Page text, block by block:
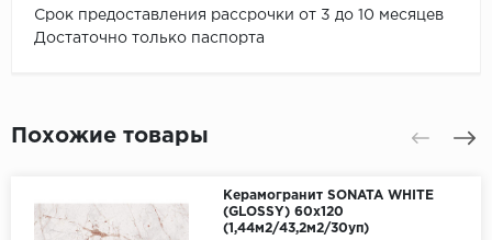
Срок предоставления рассрочки от 3 до 10 месяцев
Достаточно только паспорта
Похожие товары
Керамогранит SONATA WHITE
(GLOSSY) 60х120
(1,44м2/43,2м2/30уп)